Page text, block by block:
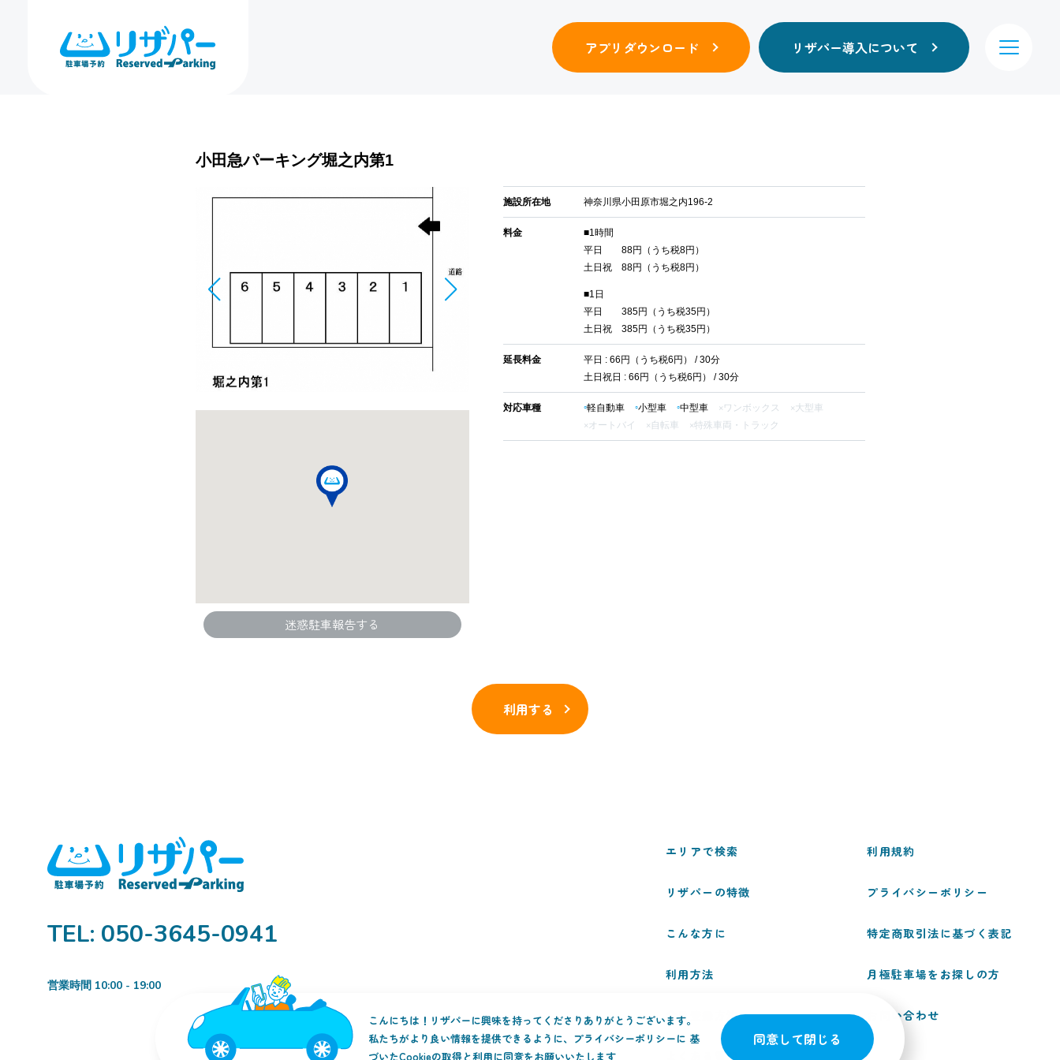
アプリダウンロード リザパー導入について
こんにちは！リザパーに興味を持ってくださりありがとうございます。
私たちがより良い情報を提供できるように、プライバシーポリシーに 基
づいたCookieの取得と利用に同意をお願いいたします
同意して閉じる
小田急パーキング堀之内第1
迷惑駐車報告する
施設所在地 神奈川県小田原市堀之内196-2
料金
■1時間
平日 88円（うち税8円）
土日祝 88円（うち税8円）
■1日
平日 385円（うち税35円）
土日祝 385円（うち税35円）
延長料金
平日 : 66円（うち税6円） / 30分
土日祝日 : 66円（うち税6円） / 30分
対応車種 軽自動車 小型車 中型車 ワンボックス
大型車
オートバイ
自転車 特殊車両・トラック
利用する
TEL: 050-3645-0941
営業時間 10:00 - 19:00
エリアで検索 利用規約
リザパーの特徴 プライバシーポリシー
こんな方に 特定商取引法に基づく表記
利用方法 月極駐車場をお探しの方
会員登録方法 お問い合わせ
よくある質問